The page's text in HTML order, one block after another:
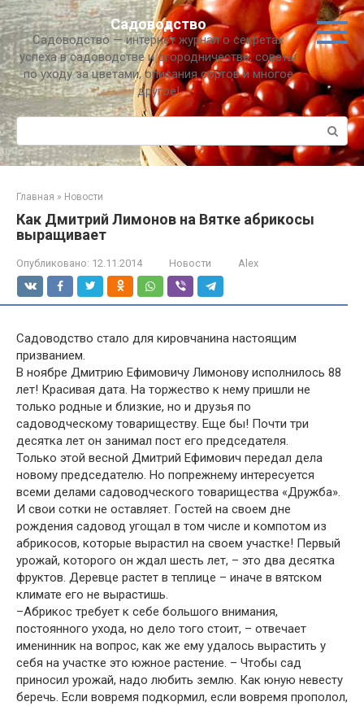
Перейти
к
контенту
Садоводство
Садоводство — интернет журнал о секретах
успеха в садоводстве и огородничестве, советы
по уходу за цветами, описания сортов и многое
другое!
Поиск:
Главная » Новости
Как Дмитрий Лимонов на Вятке абрикосы
выращивает
Опубликовано: 12.11.2014 Новости Alex
Садоводство стало для кировчанина настоящим
призванием.
В ноябре Дмитрию Ефимовичу Лимонову исполнилось 88
лет! Красивая дата. На торжество к нему пришли не
только родные и близкие, но и друзья по
садоводческому товариществу. Еще бы! Почти три
десятка лет он занимал пост его председателя.
Только этой весной Дмитрий Ефимович передал дела
новому председателю. Но попрежнему интересуется
всеми делами садоводческого товарищества «Дружба».
И свои сотки не оставляет. Гостей на своем дне
рождения садовод угощал в том числе и компотом из
абрикосов, которые вырастил на своем участке! Первый
урожай, которого он ждал шесть лет, – это два десятка
фруктов. Деревце растет в теплице – иначе в вятском
климате его не вырастишь.
–Абрикос требует к себе большого внимания,
постоянного ухода, но дело того стоит, – отвечает
именинник на вопрос, как же ему удалось вырастить у
себя на участке это южное растение. – Чтобы сад
приносил урожай, надо любить землю. Как юную невесту
беречь. Если вовремя подкормил, если вовремя прополол,